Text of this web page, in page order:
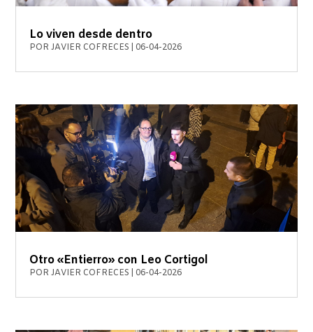
Lo viven desde dentro
PORJAVIER COFRECES 06-04-2026
Otro «Entierro» con Leo Cortigol
PORJAVIER COFRECES 06-04-2026